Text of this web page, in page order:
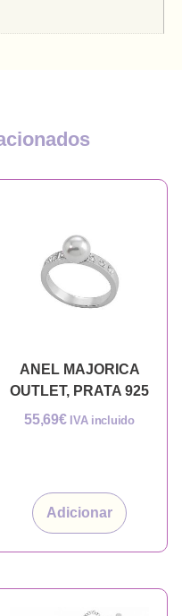
ANEL MAJORICA
OUTLET, PRATA 925
55,69€ IVA incluido
Adicionar